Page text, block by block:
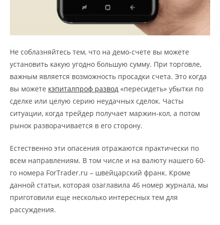
Не соблазняйтесь тем, что на демо-счете вы можете
установить какую угодно большую сумму. При торговле,
важным является возможность просадки счета. Это когда
вы можете кэпиталпроф развод «пересидеть» убытки по
сделке или целую серию неудачных сделок. Часты
ситуации, когда трейдер получает маржин-кол, а потом
рынок разворачивается в его сторону.
Естественно эти опасения отражаются практически по
всем направлениям. В том числе и на валюту нашего 60-
го номера ForTrader.ru – швейцарский франк. Кроме
данной статьи, которая озаглавила 46 номер журнала, мы
приготовили еще несколько интересных тем для
рассуждения.